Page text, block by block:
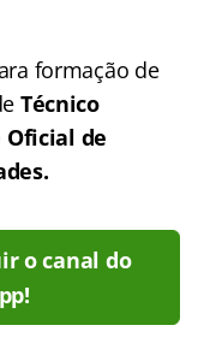
formação de
Técnico
Oficial de
o canal do